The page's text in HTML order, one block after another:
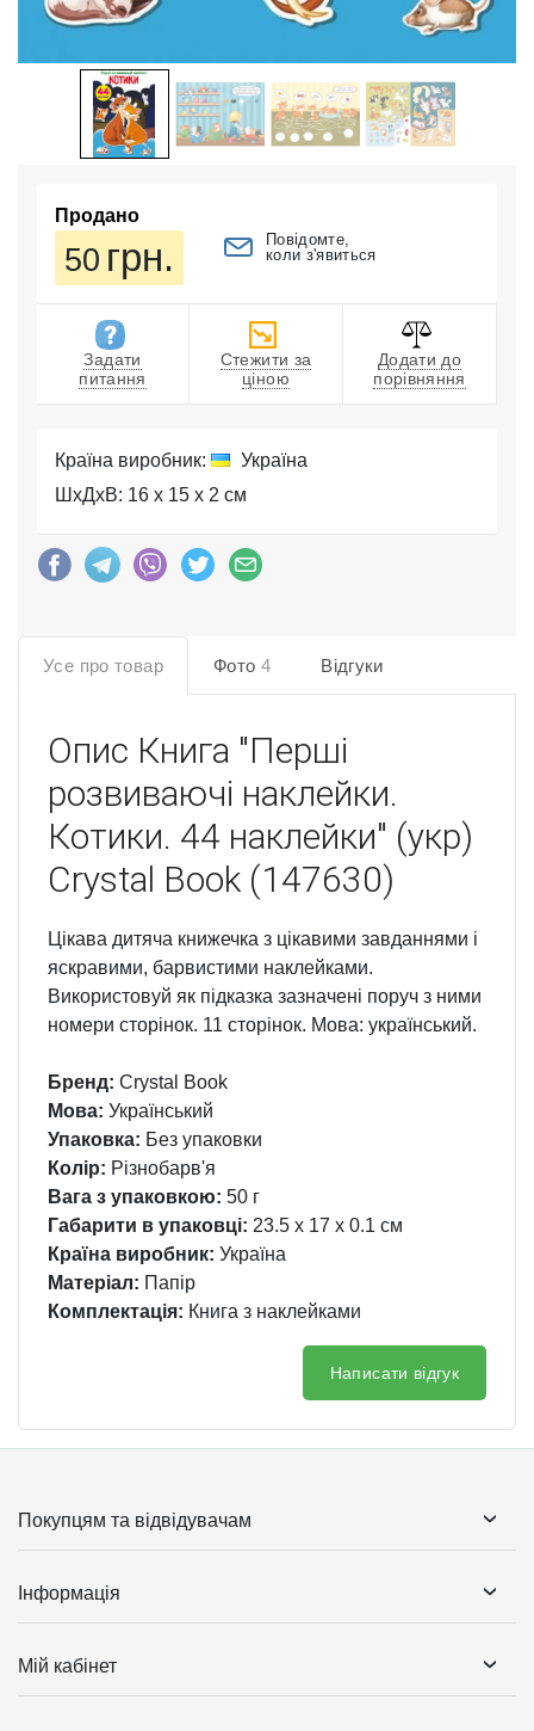
Продано
50 грн.
Повідомте,
коли з'явиться
Задати
питання
Стежити за
ціною
Додати до
порівняння
Країна виробник:
Україна
ШхДхВ: 16 x 15 x 2 см
Усе про товар Фото 4 Відгуки
Опис Книга "Перші
розвиваючі наклейки.
Котики. 44 наклейки" (укр)
Crystal Book (147630)
Цікава дитяча книжечка з цікавими завданнями і
яскравими, барвистими наклейками.
Використовуй як підказка зазначені поруч з ними
номери сторінок. 11 сторінок. Мова: український.
Бренд: Crystal Book
Мова: Український
Упаковка: Без упаковки
Колір: Різнобарв'я
Вага з упаковкою: 50 г
Габарити в упаковці: 23.5 x 17 x 0.1 см
Країна виробник: Україна
Матеріал: Папір
Комплектація: Книга з наклейками
Написати відгук
Покупцям та відвідувачам
Інформація
Мій кабінет